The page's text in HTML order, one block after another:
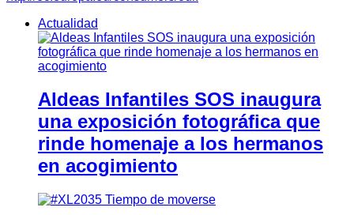
Actualidad
Aldeas Infantiles SOS inaugura
una exposición fotográfica que
rinde homenaje a los hermanos
en acogimiento